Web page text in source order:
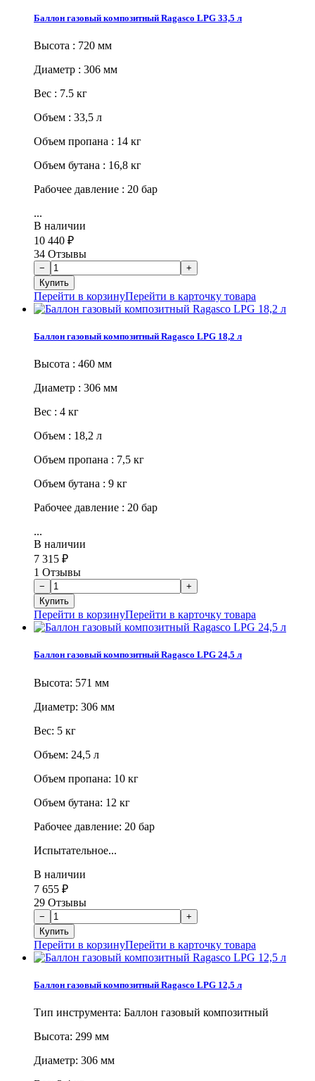
Баллон газовый композитный Ragasco LPG 33,5 л
Высота : 720 мм
Диаметр : 306 мм
Вес : 7.5 кг
Объем : 33,5 л
Объем пропана : 14 кг
Объем бутана : 16,8 кг
Рабочее давление : 20 бар
...
В наличии
10 440 ₽
34 Отзывы
Перейти в корзинуПерейти в карточку товара
Баллон газовый композитный Ragasco LPG 18,2 л
Высота : 460 мм
Диаметр : 306 мм
Вес : 4 кг
Объем : 18,2 л
Объем пропана : 7,5 кг
Объем бутана : 9 кг
Рабочее давление : 20 бар
...
В наличии
7 315 ₽
1 Отзывы
Перейти в корзинуПерейти в карточку товара
Баллон газовый композитный Ragasco LPG 24,5 л
Высота: 571 мм
Диаметр: 306 мм
Вес: 5 кг
Объем: 24,5 л
Объем пропана: 10 кг
Объем бутана: 12 кг
Рабочее давление: 20 бар
Испытательное...
В наличии
7 655 ₽
29 Отзывы
Перейти в корзинуПерейти в карточку товара
Баллон газовый композитный Ragasco LPG 12,5 л
Тип инструмента: Баллон газовый композитный
Высота: 299 мм
Диаметр: 306 мм